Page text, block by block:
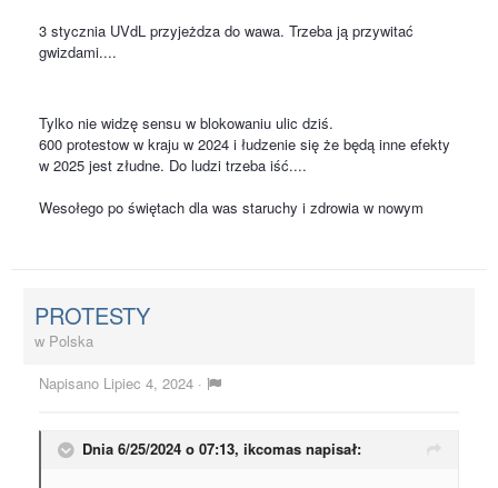
3 stycznia UVdL przyjeżdza do wawa. Trzeba ją przywitać
gwizdami....
Tylko nie widzę sensu w blokowaniu ulic dziś.
600 protestow w kraju w 2024 i łudzenie się że będą inne efekty
w 2025 jest złudne. Do ludzi trzeba iść....
Wesołego po świętach dla was staruchy i zdrowia w nowym
PROTESTY
w Polska
Napisano Lipiec 4, 2024 ·
Dnia 6/25/2024 o 07:13, ikcomas napisał: